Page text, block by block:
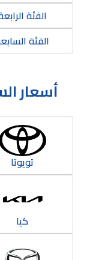
الفئة
الفئة
أسعار
تويوتا
كيا